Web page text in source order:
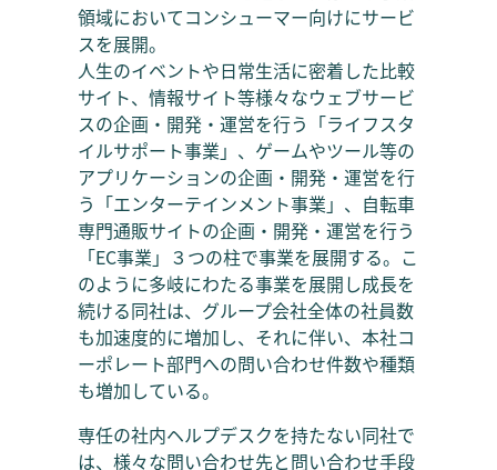
領域においてコンシューマー向けにサービ
スを展開。
人生のイベントや日常生活に密着した比較
サイト、情報サイト等様々なウェブサービ
スの企画・開発・運営を行う「ライフスタ
イルサポート事業」、ゲームやツール等の
アプリケーションの企画・開発・運営を行
う「エンターテインメント事業」、自転車
専門通販サイトの企画・開発・運営を行う
「EC事業」３つの柱で事業を展開する。こ
のように多岐にわたる事業を展開し成長を
続ける同社は、グループ会社全体の社員数
も加速度的に増加し、それに伴い、本社コ
ーポレート部門への問い合わせ件数や種類
も増加している。
専任の社内ヘルプデスクを持たない同社で
は、様々な問い合わせ先と問い合わせ手段